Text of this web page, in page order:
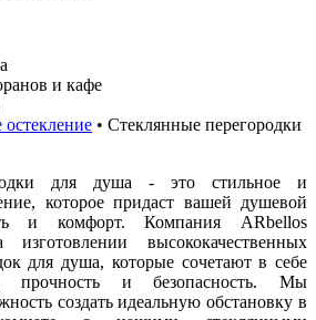
и кафе
• Стеклянные перегородки
для душа - это стильное и
которое придаст вашей душевой
и комфорт. Компания ARbellos
изготовлении высококачественных
для душа, которые сочетают в себе
прочность и безопасность. Мы
создать идеальную обстановку в